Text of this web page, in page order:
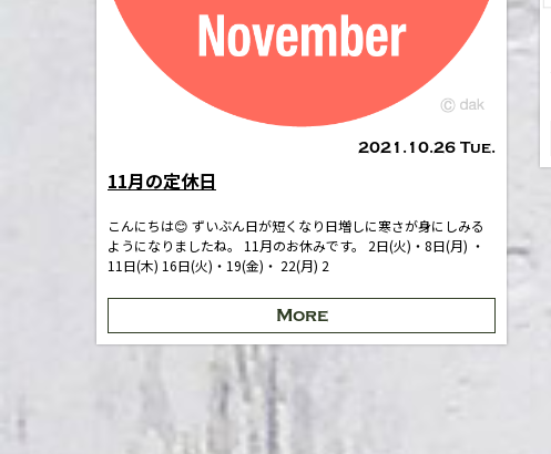
2021.10.26 Tue.
11月の定休日
こんにちは😊 ずいぶん日が短くなり日増しに寒さが身にしみる
ようになりましたね。 11月のお休みです。 2日(火)・8日(月) ・
11日(木) 16日(火)・19(金)・ 22(月) 2
More